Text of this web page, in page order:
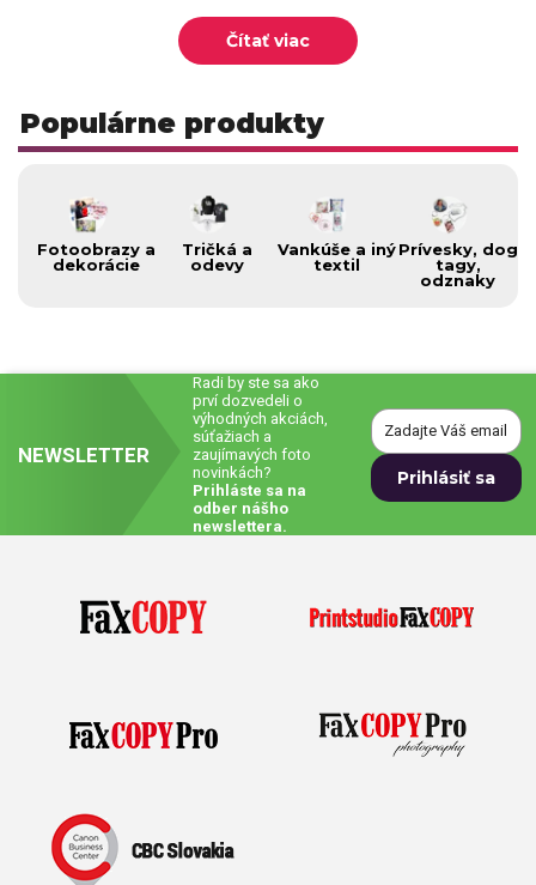
Čítať viac
Populárne produkty
Fotoobrazy a
dekorácie
Tričká a
odevy
Vankúše a iný
textil
Prívesky, dog
tagy,
odznaky
NEWSLETTER
Radi by ste sa ako
prví dozvedeli o
výhodných akciách,
súťažiach a
zaujímavých foto
novinkách?
Prihláste sa na
odber nášho
newslettera.